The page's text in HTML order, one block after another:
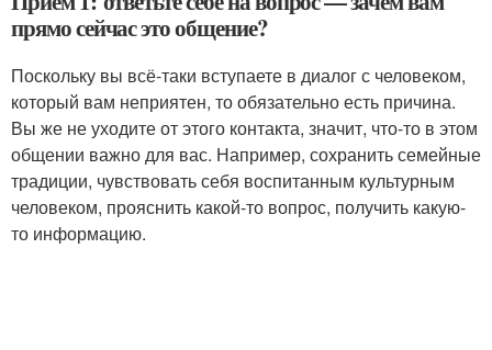
прямо сейчас это общение?
Поскольку вы всё-таки вступаете в диалог с человеком,
который вам неприятен, то обязательно есть причина.
Вы же не уходите от этого контакта, значит, что-то в этом
общении важно для вас. Например, сохранить семейные
традиции, чувствовать себя воспитанным культурным
человеком, прояснить какой-то вопрос, получить какую-
то информацию.